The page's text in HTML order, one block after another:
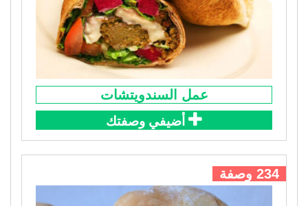
عمل السندويتشات
أضيفي وصفتك
234 وصفة